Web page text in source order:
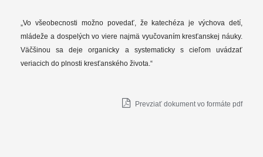
„Vo všeobecnosti možno povedať, že katechéza je výchova detí,
mládeže a dospelých vo viere najmä vyučovaním kresťanskej náuky.
Väčšinou sa deje organicky a systematicky s cieľom uvádzať
veriacich do plnosti kresťanského života.“
Prevziať dokument vo formáte pdf